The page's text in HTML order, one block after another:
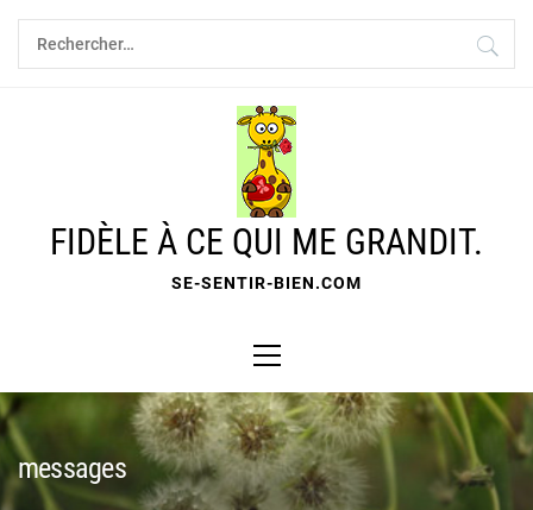
Skip
content
Rechercher :
FIDÈLE À CE QUI ME GRANDIT.
SE-SENTIR-BIEN.COM
Menu
messages